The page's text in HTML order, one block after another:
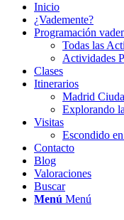
Inicio
¿Vademente?
Programación
Todas las
Actividades
Clases
Itinerarios
Madrid
Explorando
Visitas
Escondido
Contacto
Blog
Valoraciones
Buscar
Menú Menú